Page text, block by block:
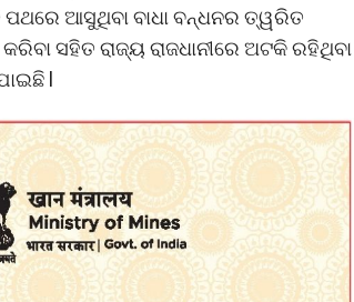
ଆସୁଥିବା ବାଧା ବନ୍ଧନର ତ୍ୱରିତ
ସହିତ ରାଜ୍ୟ ରାଜଧାନୀରେ ଅଟକି ରହିଥିବା
l